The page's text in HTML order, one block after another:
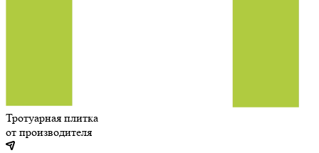
Тротуарная плитка
от производителя